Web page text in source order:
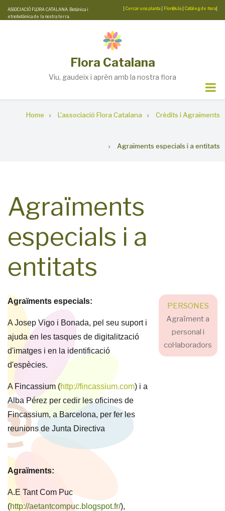
Skip
to
ASSOCIACIÓ FLORA CATALANA. Botànica i
etnobotànica de la nostra terra.
Cercar una planta Flor@ula Catàleg de flora
Flora Catalana
Viu, gaudeix i aprèn amb la nostra flora
Home L'associació Flora Catalana Crèdits i Agraïments
Agraïments especials i a entitats
Agraïments
especials i a
entitats
Agraïments especials:
A Josep Vigo i Bonada, pel seu suport i
ajuda en les tasques de digitalització
d'imatges i en la identificació
d'espècies.
A Fincassium (http://fincassium.com) i a
Alba Pérez per cedir les oficines de
Fincassium, a Barcelona, per fer les
reunions de Junta Directiva
Agraïments:
A.E Tant Com Puc
(http://aetantcompuc.blogspot.fr/),
PERSONES
Agraïment a
personal i
col·laboradors